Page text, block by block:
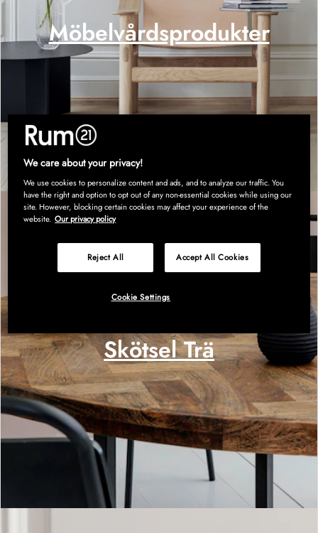
Möbelvårdsprodukter
Skötsel Trä
We care about your privacy!
We use cookies to personalize content and ads, and to analyze our traffic. You
have the right and option to opt out of any non-essential cookies while using our
site. However, blocking certain cookies may affect your experience of the
website. Our privacy policy
Reject All Accept All Cookies
Cookie Settings